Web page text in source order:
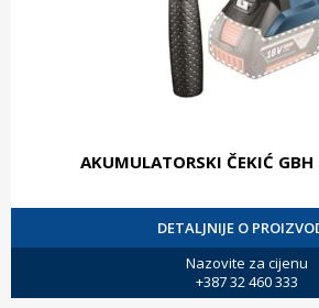
AKUMULATORSKI ČEKIĆ
DETALJNIJE O
Nazovite za cijenu
+387 32 460 333